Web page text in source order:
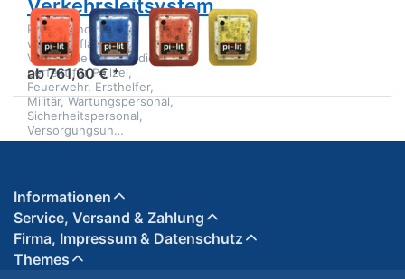
Verkehrsleitsystem
Pi-Lit® sind
wiederaufladbare
Verkehrsleit-LED's, die
perfekt für Polizei,
Feuerwehr, Ersthelfer,
Militär, Wartungspersonal,
Sicherheitspersonal,
Versorgungsun…
ab 761,60 € *
Informationen
Service, Versand & Zahlung
Firma, Impressum & Datenschutz
Themes